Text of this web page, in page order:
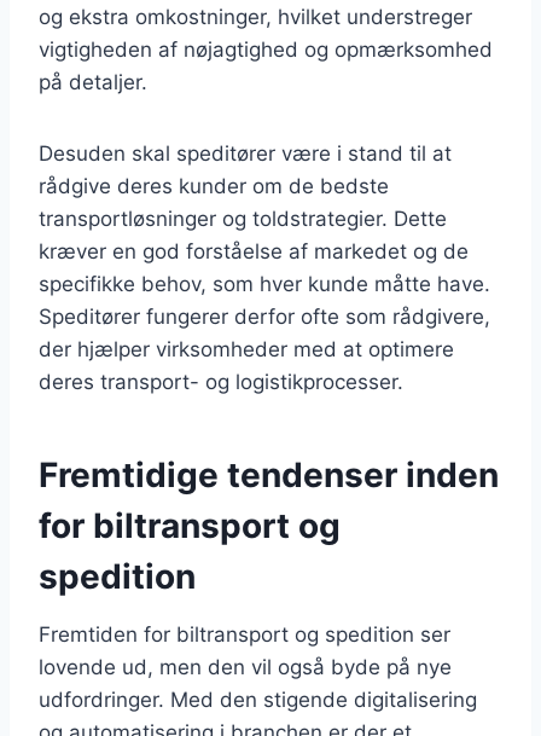
og ekstra omkostninger, hvilket understreger
vigtigheden af nøjagtighed og opmærksomhed
på detaljer.
Desuden skal speditører være i stand til at
rådgive deres kunder om de bedste
transportløsninger og toldstrategier. Dette
kræver en god forståelse af markedet og de
specifikke behov, som hver kunde måtte have.
Speditører fungerer derfor ofte som rådgivere,
der hjælper virksomheder med at optimere
deres transport- og logistikprocesser.
Fremtidige tendenser inden
for biltransport og
spedition
Fremtiden for biltransport og spedition ser
lovende ud, men den vil også byde på nye
udfordringer. Med den stigende digitalisering